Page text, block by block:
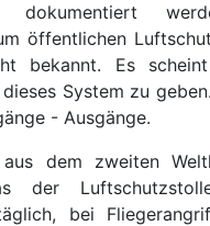
dokumentiert
öffentlichen
bekannt. Es
System zu
- Ausgänge.
dem zweiten
der
bei